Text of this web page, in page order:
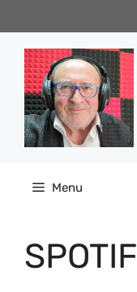
al
contenuto
Menu